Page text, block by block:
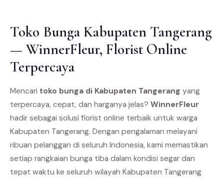
Toko Bunga Kabupaten Tangerang
— WinnerFleur, Florist Online
Terpercaya
Mencari toko bunga di Kabupaten Tangerang yang
terpercaya, cepat, dan harganya jelas? WinnerFleur
hadir sebagai solusi florist online terbaik untuk warga
Kabupaten Tangerang. Dengan pengalaman melayani
ribuan pelanggan di seluruh Indonesia, kami memastikan
setiap rangkaian bunga tiba dalam kondisi segar dan
tepat waktu ke seluruh wilayah Kabupaten Tangerang